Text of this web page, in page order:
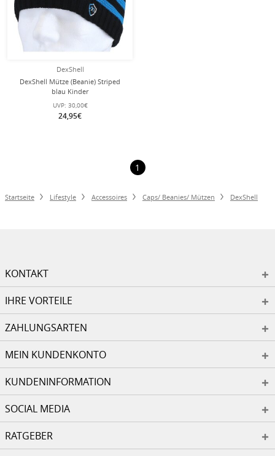
DexShell
DexShell Mütze (Beanie) Striped
blau Kinder
UVP: 30,00€
24,95€
1
Startseite Lifestyle Accessoires Caps/ Beanies/ Mützen DexShell
KONTAKT
IHRE VORTEILE
ZAHLUNGSARTEN
MEIN KUNDENKONTO
KUNDENINFORMATION
SOCIAL MEDIA
RATGEBER